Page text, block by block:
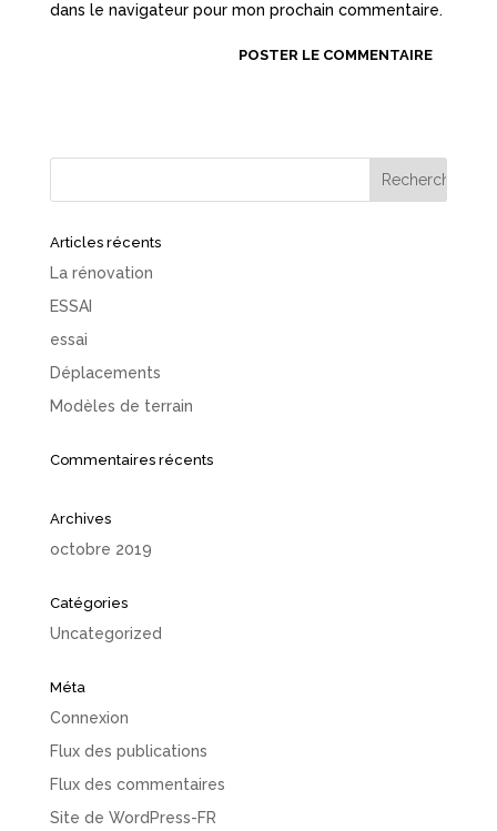
dans le navigateur pour mon prochain commentaire.
Articles récents
La rénovation
ESSAI
essai
Déplacements
Modèles de terrain
Commentaires récents
Archives
octobre 2019
Catégories
Uncategorized
Méta
Connexion
Flux des publications
Flux des commentaires
Site de WordPress-FR